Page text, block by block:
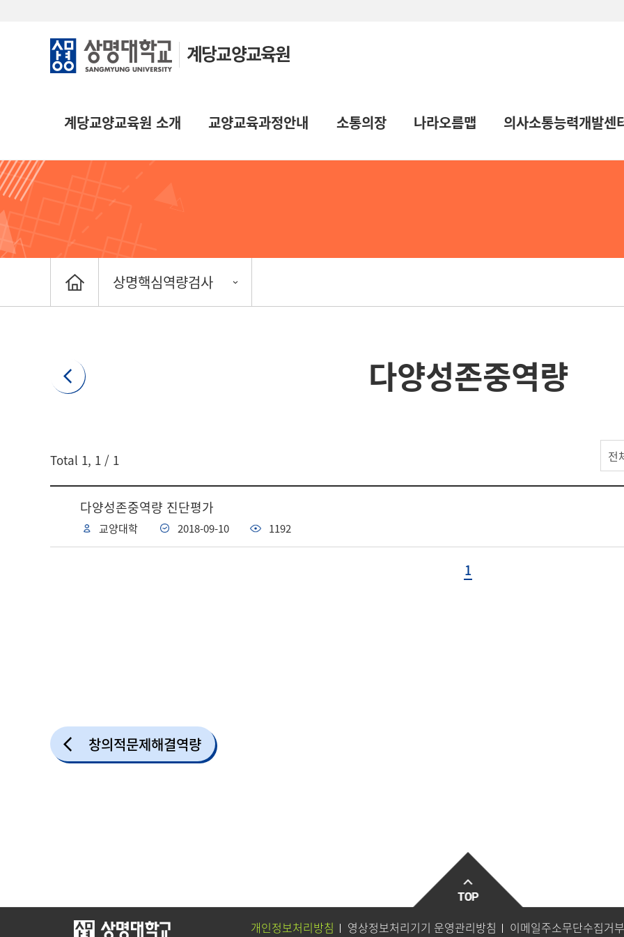
계당교양교육원
계당교양교육원 소개 교양교육과정안내 소통의장 나라오름맵 의사소통능력개발센
상명핵심역량검사
다양성존중역량
전
Total 1, 1 / 1
다양성존중역량 진단평가
교양대학 2018-09-10 1192
1
창의적문제해결역량
개인정보처리방침 영상정보처리기기 운영관리방침 이메일주소무단수집거부